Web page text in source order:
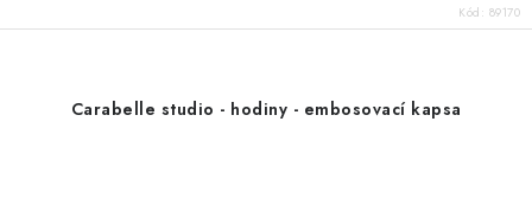
Kód: 89170
Carabelle studio - hodiny - embosovací kapsa